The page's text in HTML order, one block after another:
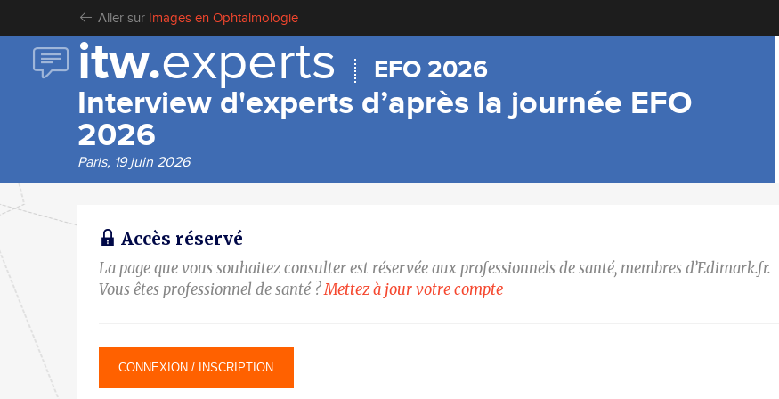
Aller sur Images en Ophtalmologie
itw.experts EFO 2026
Interview d'experts d’après la journée EFO
2026
Paris, 19 juin 2026
Accès réservé
La page que vous souhaitez consulter est réservée aux professionnels de santé, membres d’Edimark.fr.
Vous êtes professionnel de santé ?Mettez à jour votre compte
CONNEXION / INSCRIPTION